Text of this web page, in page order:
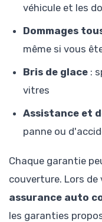
véhicule et les
Dommages
même si vous
Bris de glace :
vitres
Assistance et
panne ou
Chaque garantie
couverture. Lors
assurance auto
les garanties